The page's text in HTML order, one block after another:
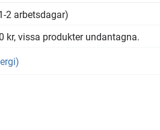
2 arbetsdagar)
kr, vissa produkter undantagna.